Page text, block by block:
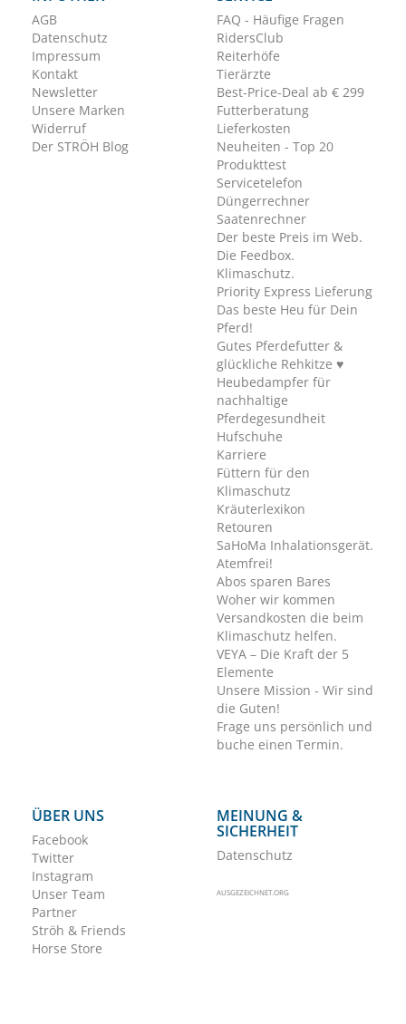
AGB
Datenschutz
Impressum
Kontakt
Newsletter
Unsere Marken
Widerruf
Der STRÖH Blog
FAQ - Häufige Fragen
RidersClub
Reiterhöfe
Tierärzte
Best-Price-Deal ab € 299
Futterberatung
Lieferkosten
Neuheiten - Top 20
Produkttest
Servicetelefon
Düngerrechner
Saatenrechner
Der beste Preis im Web.
Die Feedbox.
Klimaschutz.
Priority Express Lieferung
Das beste Heu für Dein
Pferd!
Gutes Pferdefutter &
glückliche Rehkitze ♥
Heubedampfer für
nachhaltige
Pferdegesundheit
Hufschuhe
Karriere
Füttern für den
Klimaschutz
Kräuterlexikon
Retouren
SaHoMa Inhalationsgerät.
Atemfrei!
Abos sparen Bares
Woher wir kommen
Versandkosten die beim
Klimaschutz helfen.
VEYA – Die Kraft der 5
Elemente
Unsere Mission - Wir sind
die Guten!
Frage uns persönlich und
buche einen Termin.
ÜBER UNS
Facebook
Twitter
Instagram
Unser Team
Partner
Ströh & Friends
Horse Store
MEINUNG &
SICHERHEIT
Datenschutz
AUSGEZEICHNET.ORG